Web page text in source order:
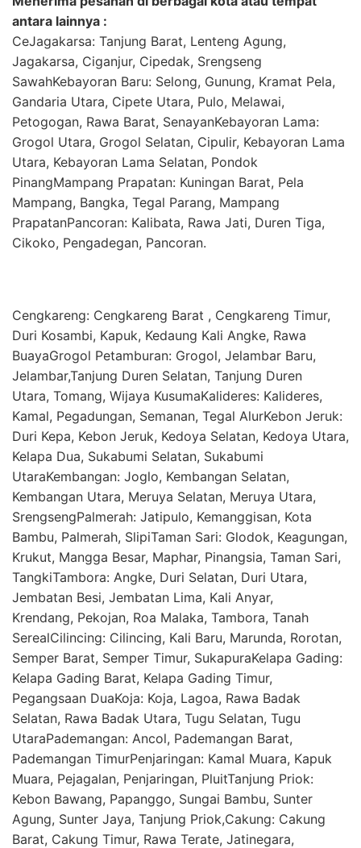
antara lainnya :
CeJagakarsa: Tanjung Barat, Lenteng Agung,
Jagakarsa, Ciganjur, Cipedak, Srengseng
SawahKebayoran Baru: Selong, Gunung, Kramat Pela,
Gandaria Utara, Cipete Utara, Pulo, Melawai,
Petogogan, Rawa Barat, SenayanKebayoran Lama:
Grogol Utara, Grogol Selatan, Cipulir, Kebayoran Lama
Utara, Kebayoran Lama Selatan, Pondok
PinangMampang Prapatan: Kuningan Barat, Pela
Mampang, Bangka, Tegal Parang, Mampang
PrapatanPancoran: Kalibata, Rawa Jati, Duren Tiga,
Cikoko, Pengadegan, Pancoran.
Cengkareng: Cengkareng Barat , Cengkareng Timur,
Duri Kosambi, Kapuk, Kedaung Kali Angke, Rawa
BuayaGrogol Petamburan: Grogol, Jelambar Baru,
Jelambar,Tanjung Duren Selatan, Tanjung Duren
Utara, Tomang, Wijaya KusumaKalideres: Kalideres,
Kamal, Pegadungan, Semanan, Tegal AlurKebon Jeruk:
Duri Kepa, Kebon Jeruk, Kedoya Selatan, Kedoya Utara,
Kelapa Dua, Sukabumi Selatan, Sukabumi
UtaraKembangan: Joglo, Kembangan Selatan,
Kembangan Utara, Meruya Selatan, Meruya Utara,
SrengsengPalmerah: Jatipulo, Kemanggisan, Kota
Bambu, Palmerah, SlipiTaman Sari: Glodok, Keagungan,
Krukut, Mangga Besar, Maphar, Pinangsia, Taman Sari,
TangkiTambora: Angke, Duri Selatan, Duri Utara,
Jembatan Besi, Jembatan Lima, Kali Anyar,
Krendang, Pekojan, Roa Malaka, Tambora, Tanah
SerealCilincing: Cilincing, Kali Baru, Marunda, Rorotan,
Semper Barat, Semper Timur, SukapuraKelapa Gading:
Kelapa Gading Barat, Kelapa Gading Timur,
Pegangsaan DuaKoja: Koja, Lagoa, Rawa Badak
Selatan, Rawa Badak Utara, Tugu Selatan, Tugu
UtaraPademangan: Ancol, Pademangan Barat,
Pademangan TimurPenjaringan: Kamal Muara, Kapuk
Muara, Pejagalan, Penjaringan, PluitTanjung Priok:
Kebon Bawang, Papanggo, Sungai Bambu, Sunter
Agung, Sunter Jaya, Tanjung Priok,Cakung: Cakung
Barat, Cakung Timur, Rawa Terate, Jatinegara,